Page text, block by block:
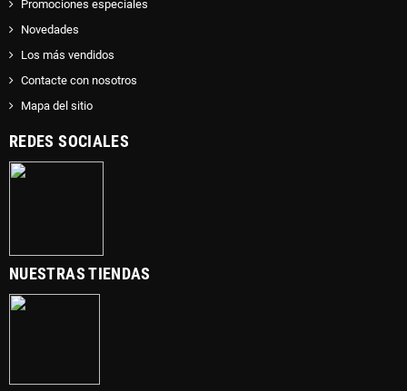
Promociones especiales
Novedades
Los más vendidos
Contacte con nosotros
Mapa del sitio
REDES SOCIALES
NUESTRAS TIENDAS